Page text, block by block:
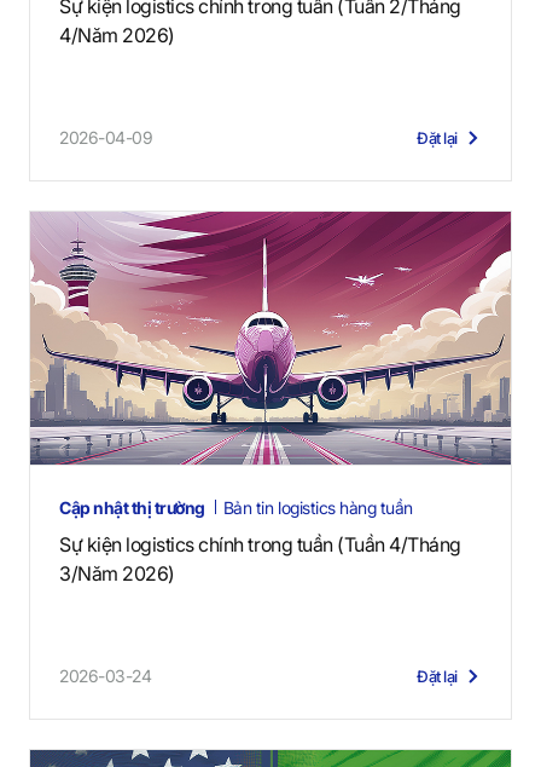
Sự kiện logistics chính trong tuần (Tuần 2/Tháng
4/Năm 2026)
2026-04-09 Đặt lại
Cập nhật thị trường Bản tin logistics hàng tuần
Sự kiện logistics chính trong tuần (Tuần 4/Tháng
3/Năm 2026)
2026-03-24 Đặt lại